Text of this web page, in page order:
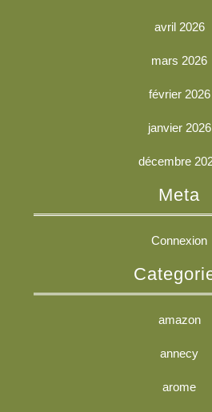
avril 2026
mars 2026
février 2026
janvier 2026
décembre
Meta
Connexion
amazon
annecy
arome